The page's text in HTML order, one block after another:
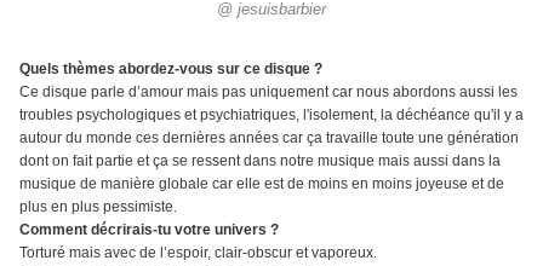
@ jesuisbarbier
Quels thèmes abordez-vous sur ce disque ?
Ce disque parle d’amour mais pas uniquement car nous abordons aussi les
troubles psychologiques et psychiatriques, l'isolement, la déchéance qu'il y a
autour du monde ces dernières années car ça travaille toute une génération
dont on fait partie et ça se ressent dans notre musique mais aussi dans la
musique de manière globale car elle est de moins en moins joyeuse et de
plus en plus pessimiste.
Comment décrirais-tu votre univers ?
Torturé mais avec de l’espoir, clair-obscur et vaporeux.